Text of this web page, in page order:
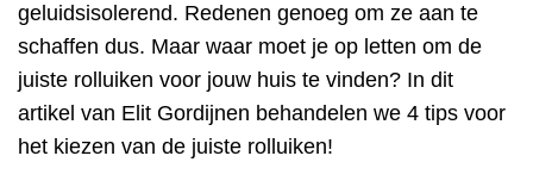
geluidsisolerend. Redenen genoeg om ze aan te
schaffen dus. Maar waar moet je op letten om de
juiste rolluiken voor jouw huis te vinden? In dit
artikel van Elit Gordijnen behandelen we 4 tips voor
het kiezen van de juiste rolluiken!